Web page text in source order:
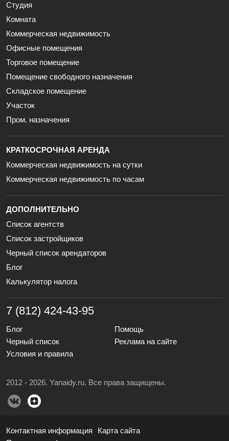
Студия
Комната
Коммерческая недвижимость
Офисные помещения
Торговое помещение
Помещение свободного назначения
Складское помещение
Участок
Пром. назначения
КРАТКОСРОЧНАЯ АРЕНДА
Коммерческая недвижимость на сутки
Коммерческая недвижимость по часам
ДОПОЛНИТЕЛЬНО
Список агентств
Список застройщиков
Черный список арендаторов
Блог
Калькулятор налога
7 (812) 424-43-95
Блог
Помощь
Черный список
Реклама на сайте
Условия и правила
2012 - 2026. Yanaidy.ru. Все права защищены.
Контактная информация
Карта сайта